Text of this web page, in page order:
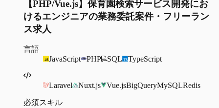
【PHP/Vue.js】保育園検索サービス開発にお
けるエンジニアの業務委託案件・フリーラン
ス求人
言語
JavaScript
PHP SQL TypeScript
Laravel Nuxt.js Vue.jsBigQueryMySQLRedis
必須スキル